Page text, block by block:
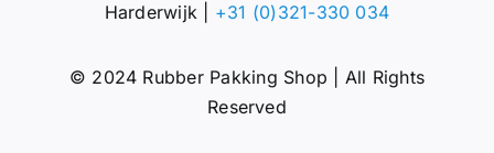
Harderwijk | +31 (0)321-330 034
© 2024 Rubber Pakking Shop | All Rights
Reserved